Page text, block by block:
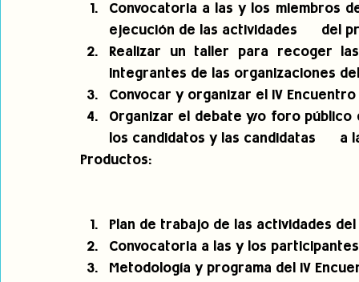
Convocatoria a las y los miembros
ejecución de las actividades      del
Realizar un taller para recoger
integrantes de las organizaciones
Convocar y organizar el IV
Organizar el debate y/o foro público
los candidatos y las candidatas      a
Productos:
Plan de trabajo de las actividades
Convocatoria a las y los
Metodología y programa del IV